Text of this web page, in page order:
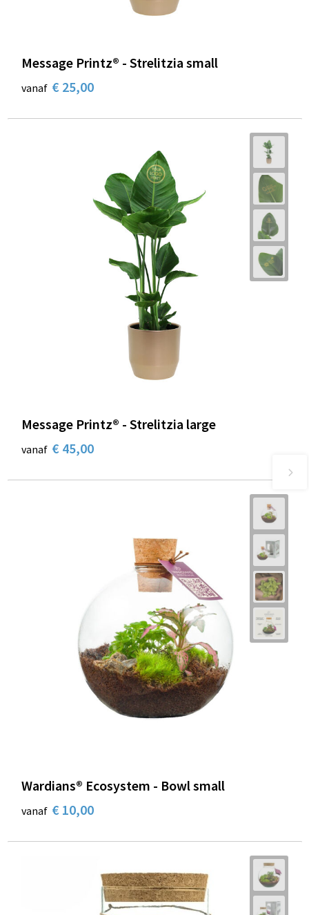
Message Printz® - Strelitzia small
vanaf € 25,00
Message Printz® - Strelitzia large
vanaf € 45,00
Wardians® Ecosystem - Bowl small
vanaf € 10,00